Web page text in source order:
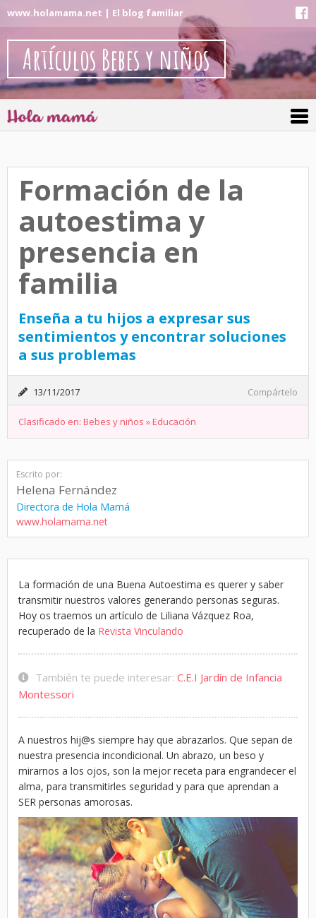
www.holamama.net | El blog familiar
Artículos Bebes y niños
Formación de la
autoestima y
presencia en
familia
Enseña a tu hijos a expresar sus
sentimientos y encontrar soluciones
a sus problemas
13/11/2017 Compártelo
Clasificado en: Bebes y niños »Educación
Escrito por:
Helena Fernández
Directora de Hola Mamá
www.holamama.net
La formación de una Buena Autoestima es querer y saber
transmitir nuestros valores generando personas seguras.
Hoy os traemos un artículo de Liliana Vázquez Roa,
recuperado de la Revista Vinculando
También te puede interesar: C.E.I Jardín de Infancia
Montessori
A nuestros hij@s siempre hay que abrazarlos. Que sepan de
nuestra presencia incondicional. Un abrazo, un beso y
mirarnos a los ojos, son la mejor receta para engrandecer el
alma, para transmitirles seguridad y para que aprendan a
SER personas amorosas.